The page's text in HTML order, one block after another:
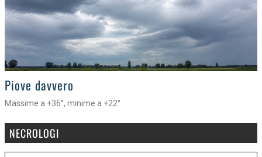
>
Piove davvero
Massime a +36°, minime a +22°
NECROLOGI